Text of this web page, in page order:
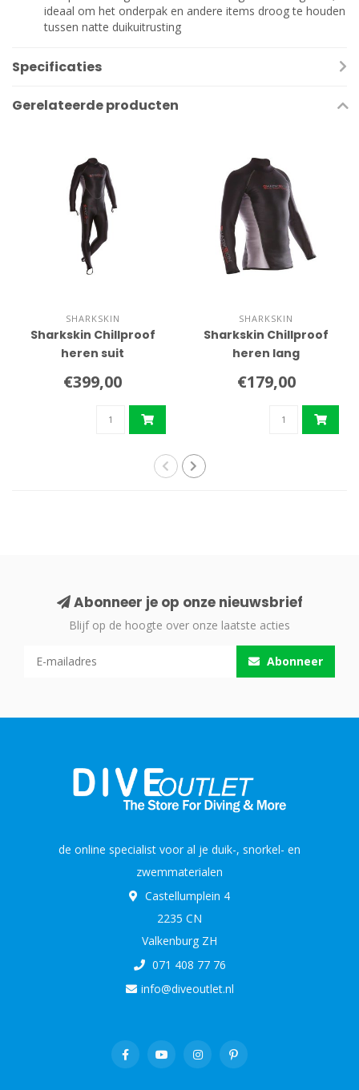
ideaal om het onderpak en andere items droog te houden
tussen natte duikuitrusting
Specificaties
Gerelateerde producten
SHARKSKIN
Sharkskin Chillproof
heren suit
€399,00
SHARKSKIN
Sharkskin Chillproof
heren lang
€179,00
Abonneer je op onze nieuwsbrief
Blijf op de hoogte over onze laatste acties
Abonneer
de online specialist voor al je duik-, snorkel- en
zwemmaterialen
Castellumplein 4
2235 CN
Valkenburg ZH
071 408 77 76
info@diveoutlet.nl